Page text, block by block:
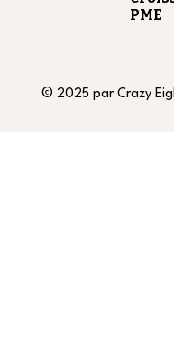
PME
© 2025 par Crazy